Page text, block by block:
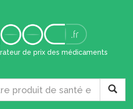
de prix des médicaments